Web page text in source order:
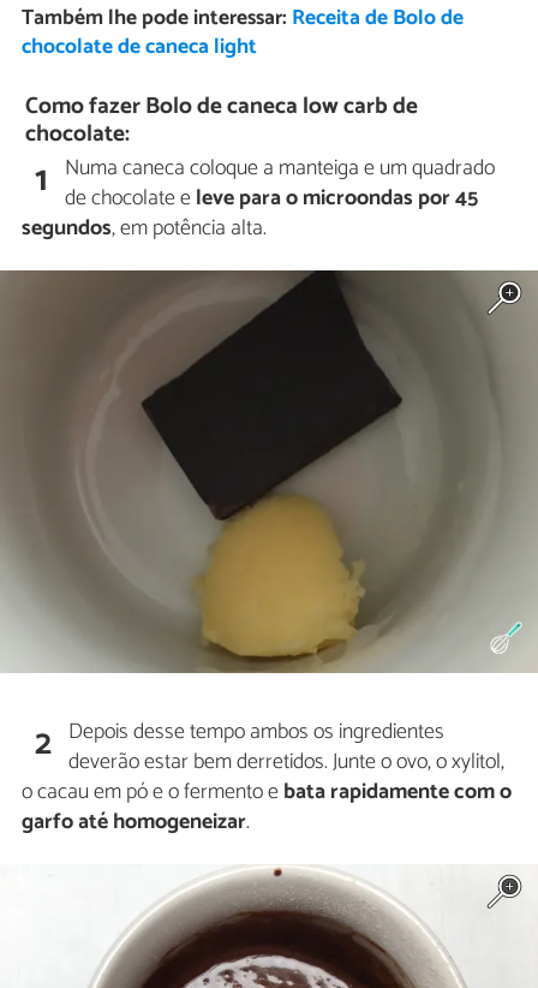
Também lhe pode interessar: Receita de Bolo de
chocolate de caneca light
Como fazer Bolo de caneca low carb de
chocolate:
1 Numa caneca coloque a manteiga e um quadrado
de chocolate eleve para o microondas por 45
segundos, em potência alta.
2 Depois desse tempo ambos os ingredientes
deverão estar bem derretidos. Junte o ovo, o xylitol,
o cacau em pó e o fermento ebata rapidamente com o
garfo até homogeneizar.